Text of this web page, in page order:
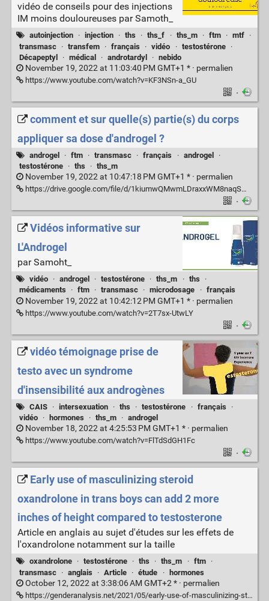
vidéo de conseils pour des injections
IM moins douloureuses par Samoth_
autoinjection · injection · ths · ths_f · ths_m · ftm · mtf ·
transmasc
· transfem · français · vidéo · testostérone
·
Décapeptyl
· médical · androtardyl · nebido
November 19, 2022 at 11:03:40 PM GMT+1 * · permalien
https://www.youtube.com/watch?v=KF3NSn-a_GU
·
comment et sur quelle(s) partie(s) du corps
appliquer sa dose d'androgel ?
androgel · ftm · transmasc · français · androgel
·
testostérone
· ths · ths_m
November 19, 2022 at 10:47:18 PM GMT+1 * · permalien
https://drive.google.com/file/d/1kiumwQMwmLDraxxWM8naqSW3IN-FDz8p/view
·
Vidéos informative sur
L'Androgel
par Samoht_
vidéo · androgel · testostérone · ths_m · ths
·
médicaments
· ftm · transmasc · microdosage · français
November 19, 2022 at 10:42:12 PM GMT+1 * · permalien
https://www.youtube.com/watch?v=2T7sx-UtwLY
·
vidéo témoignage prise de
testo avec un syndrome
d'insensibilité aux androgènes
CAIS · intersexuation · ths · testostérone · français
·
vidéo
· hormones · ths_m · androgel
November 18, 2022 at 4:25:53 PM GMT+1 * · permalien
https://www.youtube.com/watch?v=FlTdSdGH1Fc
·
Early use of masculinizing steroid
oxandrolone in trans boys can add 2 more
inches of height compared to testosterone
Article en anglais au sujet d'études sur les effets de
l'oxandrolone notamment sur la taille
oxandrolone · testostérone · ths · ths_m · ftm
·
transmasc
· anglais · Article · étude · hormones
October 12, 2022 at 3:38:06 AM GMT+2 * · permalien
https://genderanalysis.net/2021/05/early-use-of-masculinizing-steroid-oxandrolone-in-trans-boys-can-add-2-more-inches-of-height-compared-to-testosterone/